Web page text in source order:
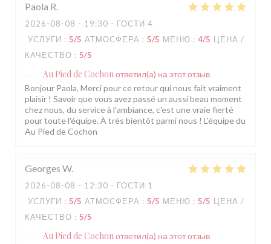
Paola R
2026-08-08 - 19:30 - ГОСТИ 4
УСЛУГИ : 5/5 АТМОСФЕРА : 5/5 МЕНЮ : 4/5 ЦЕНА /
КАЧЕСТВО : 5/5
Au Pied de Cochonответил(а) на этот отзыв
Bonjour Paola, Merci pour ce retour qui nous fait vraiment
plaisir ! Savoir que vous avez passé un aussi beau moment
chez nous, du service à l'ambiance, c'est une vraie fierté
pour toute l'équipe. À très bientôt parmi nous ! L'équipe du
Au Pied de Cochon
Georges W
2026-08-08 - 12:30 - ГОСТИ 1
УСЛУГИ : 5/5 АТМОСФЕРА : 5/5 МЕНЮ : 5/5 ЦЕНА /
КАЧЕСТВО : 5/5
Au Pied de Cochonответил(а) на этот отзыв